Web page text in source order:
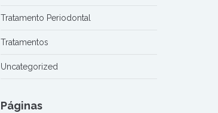
Tratamento Periodontal
Tratamentos
Uncategorized
Páginas